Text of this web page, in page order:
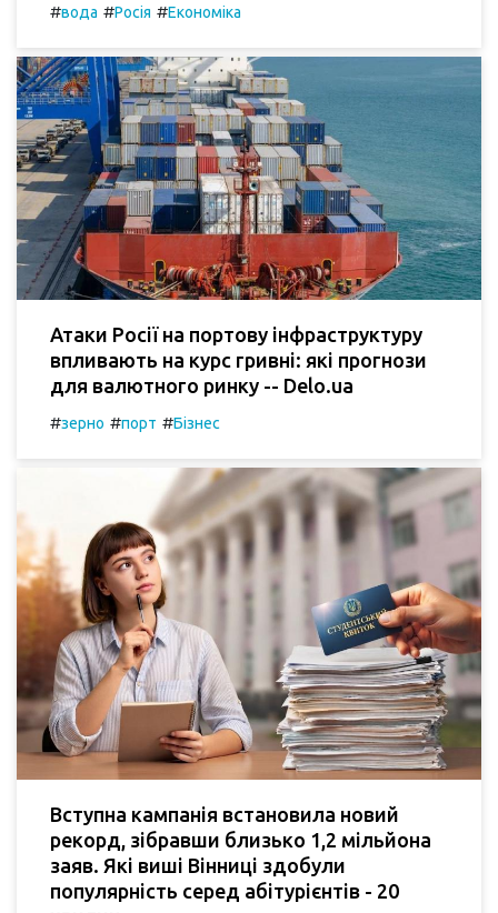
#вода #Росія #Економіка
Атаки Росії на портову інфраструктуру
впливають на курс гривні: які прогнози
для валютного ринку -- Delo.ua
#зерно #порт #Бізнес
Вступна кампанія встановила новий
рекорд, зібравши близько 1,2 мільйона
заяв. Які виші Вінниці здобули
популярність серед абітурієнтів - 20